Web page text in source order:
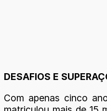
DESAFIOS E
Com apenas cinco